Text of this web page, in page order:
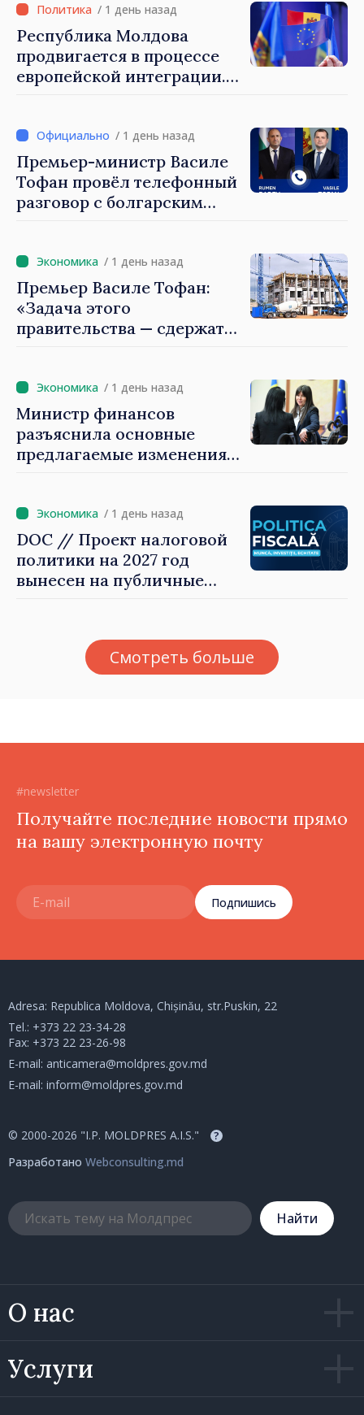
занимающие высокие
должности, не знают
политики государства»
/ 1 день назад
Республика Молдова
продвигается в процессе
европейской интеграции.
блокирует» / 1 день назад
Премьер-министр Василе
Тофан провёл телефонный
разговор с болгарским
/ 1 день назад
Премьер Василе Тофан:
«Задача этого
правительства — сдержать
/ 1 день назад
Министр финансов
разъяснила основные
предлагаемые изменения
налогу
/ 1 день назад
DOC // Проект налоговой
политики на 2027 год
вынесен на публичные
Смотреть больше
#newsletter
Получайте последние новости прямо
на вашу электронную почту
Подпишись
О нас
Услуги
Adresa: Republica Moldova, Chișinău, str.Puskin, 22
Tel.: +373 22 23-34-28
Fax: +373 22 23-26-98
E-mail: anticamera@moldpres.gov.md
E-mail: inform@moldpres.gov.md
© 2000-2026 "I.P. MOLDPRES A.I.S." ?
Разработано Webconsulting.md
Hайти